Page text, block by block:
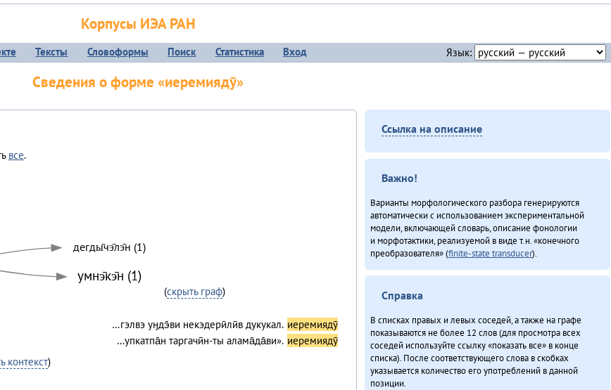
Корпусы ИЭА РАН
Тексты Словоформы Поиск Статистика Вход Язык:
Сведения о форме «иеремиядӯ»
все.
дегды̄чэ̄лэ̄н (1)
умнэ̄кэ̄н (1)
(скрыть граф)
…гэлвэ уӈдэ̄ви некэдерӣлӣв дукукал. иеремиядӯ
…упкатпа̄н таргачӣн-ты алама̄да̄ви». иеремиядӯ
контекст)
Ссылка на описание
Важно!
Варианты морфологического разбора генерируются
автоматически с использованием экспериментальной
модели, включающей словарь, описание фонологии
и морфотактики, реализуемой в виде т.н. «конечного
преобразователя» (finite-state transducer).
Справка
В списках правых и левых соседей, а также на графе
показываются не более 12 слов (для просмотра всех
соседей используйте ссылку «показать все» в конце
списка). После соответствующего слова в скобках
указывается количество его употреблений в данной
позиции.